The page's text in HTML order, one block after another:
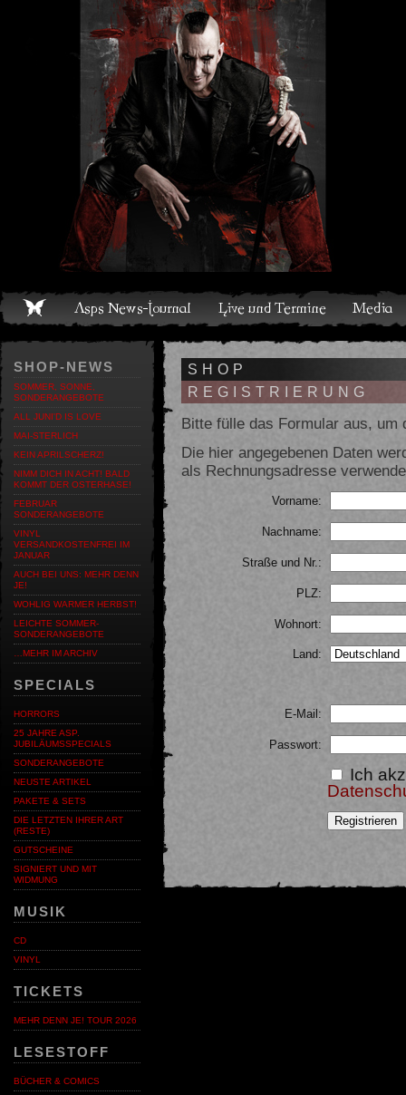
Live und Termine Media Shop Band Discografie
SHOP-NEWS
SOMMER, SONNE,
SONDERANGEBOTE
ALL JUNI'D IS LOVE
MAI-STERLICH
KEIN APRILSCHERZ!
NIMM DICH IN ACHT! BALD
KOMMT DER OSTERHASE!
FEBRUAR
SONDERANGEBOTE
VINYL
VERSANDKOSTENFREI IM
JANUAR
AUCH BEI UNS: MEHR DENN
JE!
WOHLIG WARMER HERBST!
LEICHTE SOMMER-
SONDERANGEBOTE
…MEHR IM ARCHIV
SPECIALS
HORRORS
25 JAHRE ASP.
JUBILÄUMSSPECIALS
SONDERANGEBOTE
NEUSTE ARTIKEL
PAKETE & SETS
DIE LETZTEN IHRER ART
(RESTE)
GUTSCHEINE
SIGNIERT UND MIT
WIDMUNG
MUSIK
CD
VINYL
TICKETS
MEHR DENN JE! TOUR 2026
LESESTOFF
BÜCHER & COMICS
SHOP
REGISTRIERUNG
Bitte fülle das Formular aus, um
Die hier angegebenen Daten
als Rechnungsadresse
Vorname:
Nachname:
Straße und Nr.:
PLZ:
Wohnort:
Land:
E-Mail:
Passwort:
Ich
Registrieren